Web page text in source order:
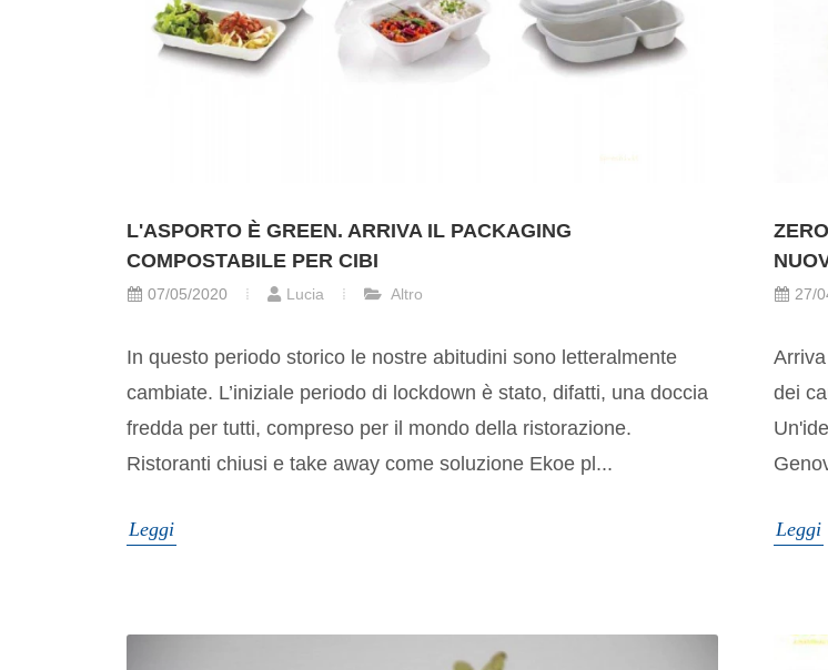
L'ASPORTO È GREEN. ARRIVA IL PACKAGING
COMPOSTABILE PER CIBI
07/05/2020 Lucia Altro
In questo periodo storico le nostre abitudini sono letteralmente
cambiate. L’iniziale periodo di lockdown è stato, difatti, una doccia
fredda per tutti, compreso per il mondo della ristorazione.
Ristoranti chiusi e take away come soluzione Ekoe pl...
Leggi
27/
dei
Leggi